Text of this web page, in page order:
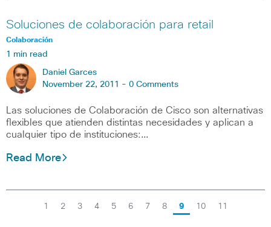
Soluciones de colaboración para retail
Colaboración
1 min read
Daniel Garces
November 22, 2011 - 0 Comments
Las soluciones de Colaboración de Cisco son alternativas
flexibles que atienden distintas necesidades y aplican a
cualquier tipo de instituciones:…
Read More
1 2 3 4 5 6 7 8 9 10 11